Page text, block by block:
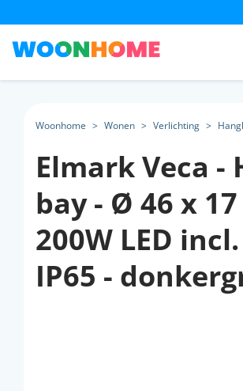
Woonhome > Wonen > Verlichting >
Elmark Veca -
bay - Ø 46 x
200W LED
IP65 -